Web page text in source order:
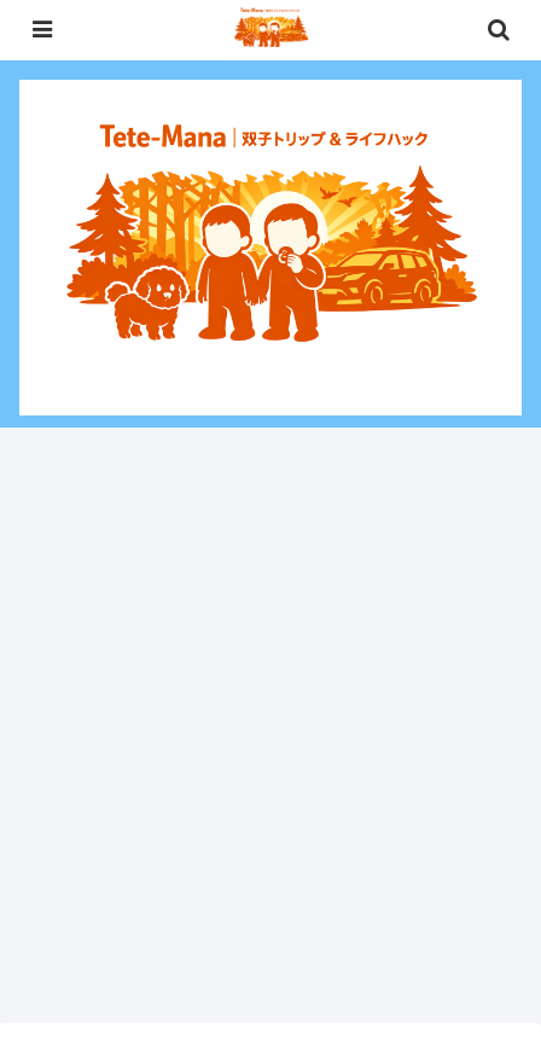
0歳〜未就学児（3歳）双子との週末お出かけ・子連れ旅行情報と、暮らしに役
立つお金・ライフハックをお届けする双子ファミリーブログ。